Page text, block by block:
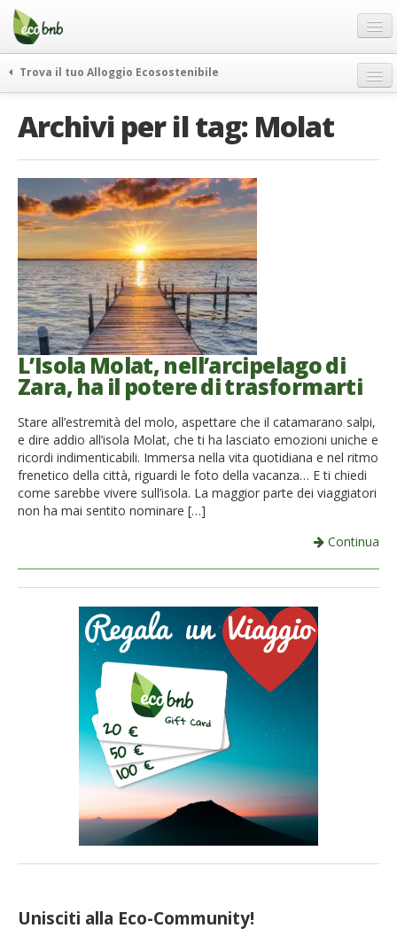
Menu
Salta
contenuto
Offerte Speciali
Regali
FAQ
Partner
Contatti
Italiano
German
English
Spanish
French
Italiano
Trova il tuo Alloggio Ecosostenibile
itinerari
vivere e viaggiare verde
news ed eventi
ecohotel
rassegna stampa
Archivi per il tag: Molat
L’Isola Molat, nell’arcipelago di
Zara, ha il potere di trasformarti
Stare all’estremità del molo, aspettare che il catamarano salpi,
e dire addio all’isola Molat, che ti ha lasciato emozioni uniche e
ricordi indimenticabili. Immersa nella vita quotidiana e nel ritmo
frenetico della città, riguardi le foto della vacanza… E ti chiedi
come sarebbe vivere sull’isola. La maggior parte dei viaggiatori
non ha mai sentito nominare […]
Continua
Unisciti alla Eco-Community!